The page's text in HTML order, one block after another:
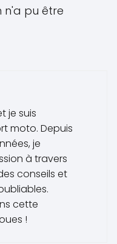
n'a pu être
je suis
moto. Depuis
je
à travers
conseils et
cette
!